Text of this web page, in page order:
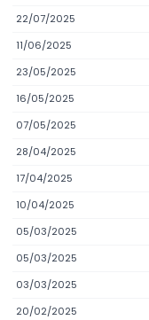
22/07/2025
11/06/2025
23/05/2025
16/05/2025
07/05/2025
28/04/2025
17/04/2025
10/04/2025
05/03/2025
05/03/2025
03/03/2025
20/02/2025